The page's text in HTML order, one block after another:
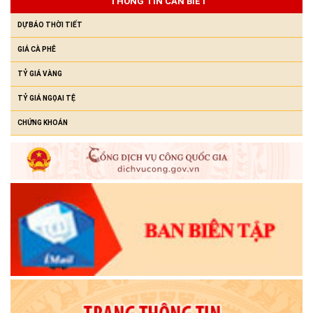
DỰ BÁO THỜI TIẾT
GIÁ CÀ PHÊ
TỶ GIÁ VÀNG
TỶ GIÁ NGỌAI TỆ
CHỨNG KHOÁN